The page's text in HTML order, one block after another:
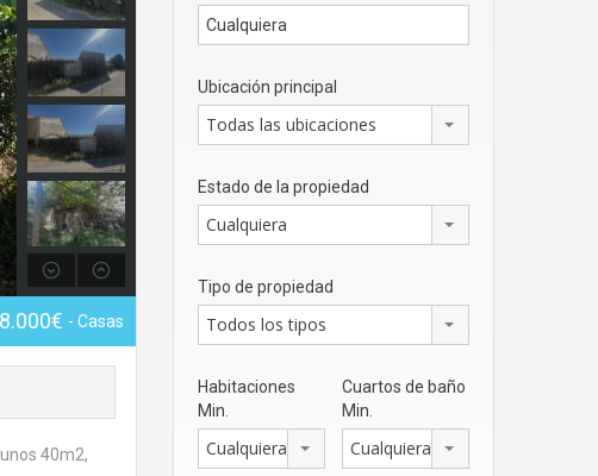
- Casas
40m2,
Ubicación principal
Todas las ubicaciones
Estado de la propiedad
Cualquiera
Tipo de propiedad
Todos los tipos
Habitaciones
Min.
Cualquiera
Cuartos de baño
Min.
Cualquiera